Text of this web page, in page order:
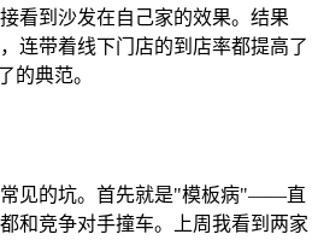
看到沙发在自己家的效果。结果
连带着线下门店的到店率都提高了
的典范。
见的坑。首先就是"模板病"——直
和竞争对手撞车。上周我看到两家